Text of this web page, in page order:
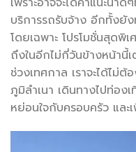
บริการรถรับจ้าง อีกทั้งยัง
โดยเฉพาะ โปรโมชั่นสุดพิ
ถึงในอีกไม่กี่วันข้างหน้านี้
ช่วงเทศกาล เราจะได้ไม่
ภูมิลำเนา เดินทางไปท่อ
หย่อนใจกับครอบครัว และ